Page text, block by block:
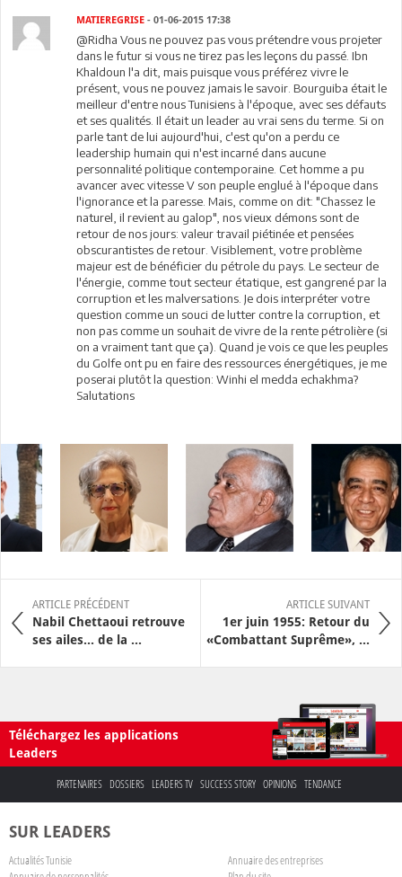
MATIEREGRISE - 01-06-2015 17:38
@Ridha Vous ne pouvez pas vous prétendre vous projeter
dans le futur si vous ne tirez pas les leçons du passé. Ibn
Khaldoun l'a dit, mais puisque vous préférez vivre le
présent, vous ne pouvez jamais le savoir. Bourguiba était le
meilleur d'entre nous Tunisiens à l'époque, avec ses défauts
et ses qualités. Il était un leader au vrai sens du terme. Si on
parle tant de lui aujourd'hui, c'est qu'on a perdu ce
leadership humain qui n'est incarné dans aucune
personnalité politique contemporaine. Cet homme a pu
avancer avec vitesse V son peuple englué à l'époque dans
l'ignorance et la paresse. Mais, comme on dit: "Chassez le
naturel, il revient au galop", nos vieux démons sont de
retour de nos jours: valeur travail piétinée et pensées
obscurantistes de retour. Visiblement, votre problème
majeur est de bénéficier du pétrole du pays. Le secteur de
l'énergie, comme tout secteur étatique, est gangrené par la
corruption et les malversations. Je dois interpréter votre
question comme un souci de lutter contre la corruption, et
non pas comme un souhait de vivre de la rente pétrolière (si
on a vraiment tant que ça). Quand je vois ce que les peuples
du Golfe ont pu en faire des ressources énergétiques, je me
poserai plutôt la question: Winhi el medda echakhma?
Salutations
ARTICLE PRÉCÉDENT
Nabil Chettaoui retrouve
ses ailes... de la ...
ARTICLE SUIVANT
1er juin 1955: Retour du
«Combattant Suprême», ...
Téléchargez les applications
Leaders
PARTENAIRES DOSSIERS LEADERS TV SUCCESS STORY OPINIONS TENDANCE
SUR LEADERS
Actualités Tunisie
Annuaire des entreprises